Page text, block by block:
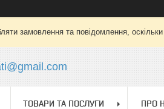
замовлення та повідомлення,
ТОВАРИ ТА ПОСЛУГИ ПРО